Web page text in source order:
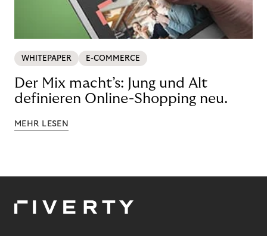
WHITEPAPER E-COMMERCE
Der Mix macht’s: Jung und Alt
definieren Online-Shopping neu.
MEHR LESEN